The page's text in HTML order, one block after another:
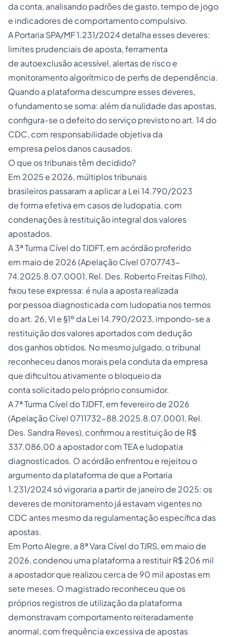
da conta, analisando padrões de gasto, tempo de jogo
e indicadores de comportamento compulsivo.
APortaria SPA/MF 1.231/2024detalha esses deveres:
limites prudenciais de aposta, ferramenta
de autoexclusão acessível, alertas de risco e
monitoramento algorítmico de perfis de dependência.
Quando a plataforma descumpre esses deveres,
o fundamento se soma: além da nulidade das apostas,
configura-se o defeito do serviço previsto no art. 14 do
CDC, com responsabilidade objetiva da
empresa pelos danos causados.
O que os tribunais têm decidido?
Em 2025 e 2026, múltiplos tribunais
brasileiros passaram a aplicar a Lei 14.790/2023
de forma efetiva em casos de ludopatia, com
condenações à restituição integral dos valores
apostados.
A 3ª Turma Cível do TJDFT, em acórdão proferido
em maio de 2026 (Apelação Cível 0707743-
74.2025.8.07.0001, Rel. Des. Roberto Freitas Filho),
fixou tese expressa: é nula a aposta realizada
por pessoa diagnosticada com ludopatia nos termos
do art. 26, VI e §1º da Lei 14.790/2023, impondo-se a
restituição dos valores aportados com dedução
dos ganhos obtidos. No mesmo julgado, o tribunal
reconheceu danos morais pela conduta da empresa
que dificultou ativamente o bloqueio da
conta solicitado pelo próprio consumidor.
A 7ª Turma Cível do TJDFT, em fevereiro de 2026
(Apelação Cível 0711732-88.2025.8.07.0001, Rel.
Des. Sandra Reves), confirmou a restituição de R$
337.086,00 a apostador com TEA e ludopatia
diagnosticados. O acórdão enfrentou e rejeitou o
argumento da plataforma de que a Portaria
1.231/2024 só vigoraria a partir de janeiro de 2025: os
deveres de monitoramento já estavam vigentes no
CDC antes mesmo da regulamentação específica das
apostas.
Em Porto Alegre, a 8ª Vara Cível do TJRS, em maio de
2026, condenou uma plataforma a restituir R$ 206 mil
a apostador que realizou cerca de 90 mil apostas em
sete meses. O magistrado reconheceu que os
próprios registros de utilização da plataforma
demonstravam comportamento reiteradamente
anormal, com frequência excessiva de apostas